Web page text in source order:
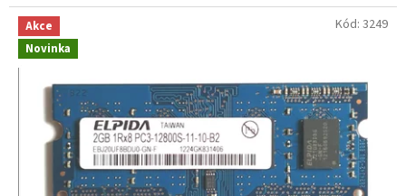
Akce
Novinka
Kód: 3249